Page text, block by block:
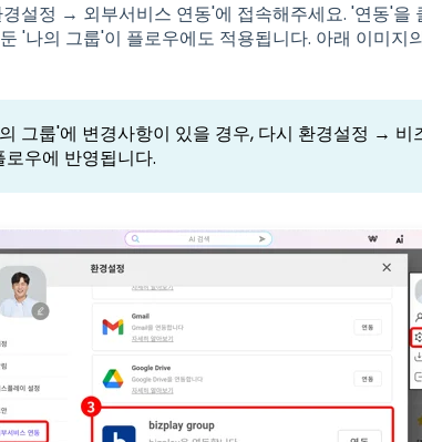
설정 → 외부서비스 연동'에 접속해주세요. '연동'을
'나의 그룹'이 플로우에도 적용됩니다. 아래 이미지
그룹'에 변경사항이 있을 경우, 다시 환경설정 → 비
우에 반영됩니다.